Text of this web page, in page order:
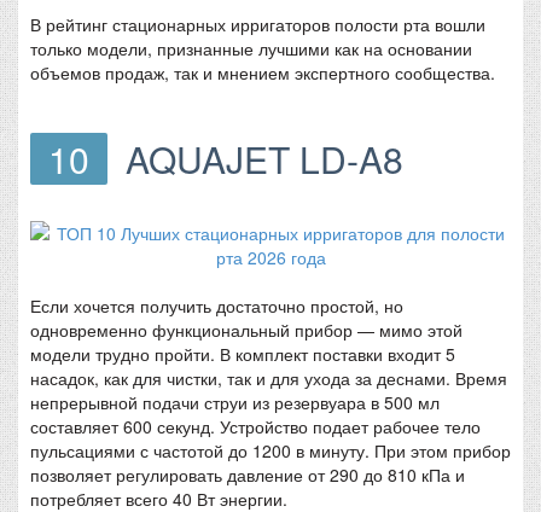
В рейтинг стационарных ирригаторов полости рта вошли
только модели, признанные лучшими как на основании
объемов продаж, так и мнением экспертного сообщества.
10 AQUAJET LD-A8
Если хочется получить достаточно простой, но
одновременно функциональный прибор — мимо этой
модели трудно пройти. В комплект поставки входит 5
насадок, как для чистки, так и для ухода за деснами. Время
непрерывной подачи струи из резервуара в 500 мл
составляет 600 секунд. Устройство подает рабочее тело
пульсациями с частотой до 1200 в минуту. При этом прибор
позволяет регулировать давление от 290 до 810 кПа и
потребляет всего 40 Вт энергии.